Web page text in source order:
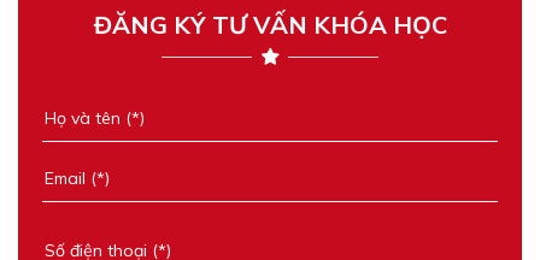
ĐĂNG KÝ TƯ VẤN KHÓA HỌC